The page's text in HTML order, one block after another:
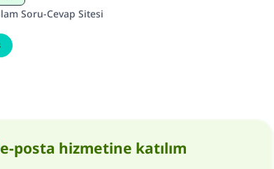
Soru-Cevap Sitesi
e-posta hizmetine katılım